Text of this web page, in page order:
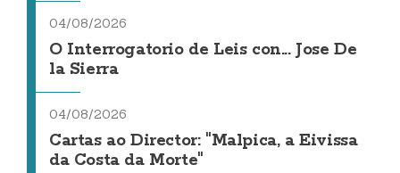
04/08/2026
O Interrogatorio de Leis con... Jose De
la Sierra
04/08/2026
Cartas ao Director: "Malpica, a Eivissa
da Costa da Morte"